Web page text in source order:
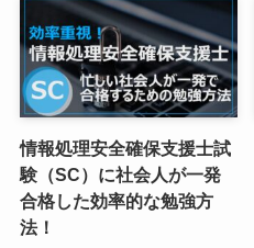
情報処理安全確保支援士試
験（SC）に社会人が一発
合格した効率的な勉強方
法！